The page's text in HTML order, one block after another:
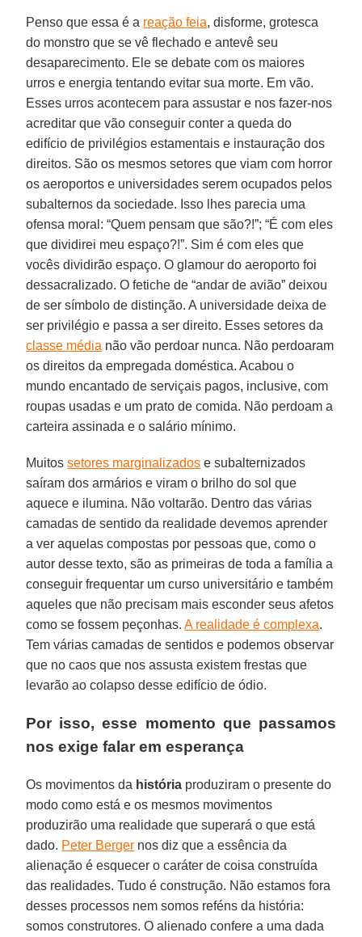
Penso que essa é a reação feia, disforme, grotesca
do monstro que se vê flechado e antevê seu
desaparecimento. Ele se debate com os maiores
urros e energia tentando evitar sua morte. Em vão.
Esses urros acontecem para assustar e nos fazer-nos
acreditar que vão conseguir conter a queda do
edifício de privilégios estamentais e instauração dos
direitos. São os mesmos setores que viam com horror
os aeroportos e universidades serem ocupados pelos
subalternos da sociedade. Isso lhes parecia uma
ofensa moral: “Quem pensam que são?!”; “É com eles
que dividirei meu espaço?!”. Sim é com eles que
vocês dividirão espaço. O glamour do aeroporto foi
dessacralizado. O fetiche de “andar de avião” deixou
de ser símbolo de distinção. A universidade deixa de
ser privilégio e passa a ser direito. Esses setores da
classe média não vão perdoar nunca. Não perdoaram
os direitos da empregada doméstica. Acabou o
mundo encantado de serviçais pagos, inclusive, com
roupas usadas e um prato de comida. Não perdoam a
carteira assinada e o salário mínimo.
Muitossetores marginalizados e subalternizados
saíram dos armários e viram o brilho do sol que
aquece e ilumina. Não voltarão. Dentro das várias
camadas de sentido da realidade devemos aprender
a ver aquelas compostas por pessoas que, como o
autor desse texto, são as primeiras de toda a família a
conseguir frequentar um curso universitário e também
aqueles que não precisam mais esconder seus afetos
como se fossem peçonhas.A realidade é complexa.
Tem várias camadas de sentidos e podemos observar
que no caos que nos assusta existem frestas que
levarão ao colapso desse edifício de ódio.
Por isso, esse momento que passamos
nos exige falar em esperança
Os movimentos da história produziram o presente do
modo como está e os mesmos movimentos
produzirão uma realidade que superará o que está
dado. Peter Berger nos diz que a essência da
alienação é esquecer o caráter de coisa construída
das realidades. Tudo é construção. Não estamos fora
desses processos nem somos reféns da história:
somos construtores. O alienado confere a uma dada